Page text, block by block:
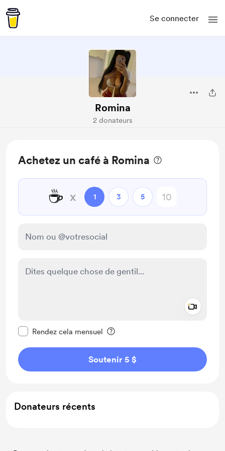
Se connecter
Romina
2 donateurs
Achetez un café à Romina
☕ x 1 3 5
Rendez cela mensuel
Soutenir 5 $
Donateurs récents